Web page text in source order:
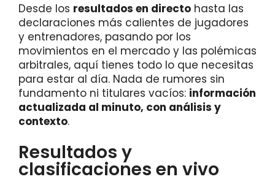
Desde los resultados en directo hasta las
declaraciones más calientes de jugadores
y entrenadores, pasando por los
movimientos en el mercado y las polémicas
arbitrales, aquí tienes todo lo que necesitas
para estar al día. Nada de rumores sin
fundamento ni titulares vacíos: información
actualizada al minuto, con análisis y
contexto.
Resultados y
clasificaciones en vivo